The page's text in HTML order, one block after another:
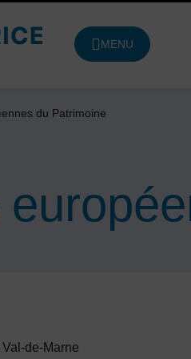
MENU
DE
du Patrimoine
de-Marne